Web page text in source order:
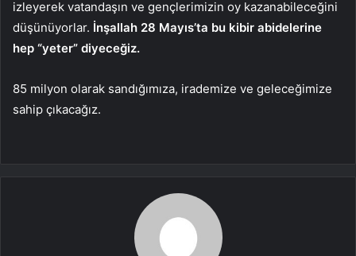
izleyerek vatandaşın ve gençlerimizin oy kazanabileceğini
düşünüyorlar. İnşallah 28 Mayıs’ta bu kibir abidelerine
hep “yeter” diyeceğiz.
85 milyon olarak sandığımıza, irademize ve geleceğimize
sahip çıkacağız.